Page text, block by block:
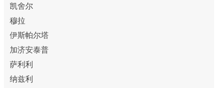
凯舍尔
穆拉
伊斯帕尔塔
加济安泰普
萨利利
纳兹利